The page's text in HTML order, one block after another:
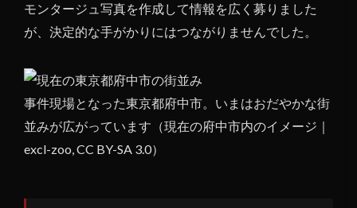
モンタージュ写真を作成して情報を広く募りました
が、決定的な手がかりにはつながりませんでした。
事件現場となった東京都府中市。いまはおだやかな街
並みが広がっています（現在の府中市内のイメージ｜
excl-zoo, CC BY-SA 3.0）